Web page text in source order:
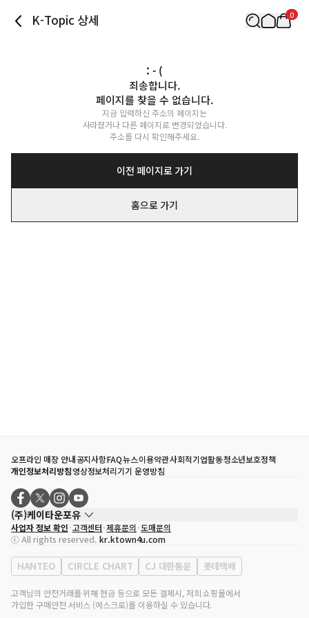
K-Topic 상세 0
: - (
죄송합니다.
페이지를 찾을 수 없습니다.
지금 입력하신 주소의 페이지는
사라졌거나 다른 페이지로 변경되었습니다.
주소를 다시 확인해주세요.
이전 페이지로 가기
홈으로 가기
오프라인 매장 안내공지사항FAQ뉴스이용약관사회적기업활동청소년보호정책
개인정보처리방침영상정보처리기기 운영방침
(주)케이타운포유
대표자
송효민
사업자등록번호
120-87-71116
통신판매업 신고번호 제2011-서울강남-02223
대표전화
02-552-9855
사업자 정보 확인 고객센터 제휴문의 도매문의
ⓒ All rights reserved. kr.ktown4u.com
HANTEO CIRCLE CHART CJ 대한통운 롯데택배
고객님의 안전거래를 위해 현금 등으로 모든 결제시, 저희 쇼핑몰에서
가입한 구매안전 서비스 (에스크로)를 이용하실 수 있습니다.